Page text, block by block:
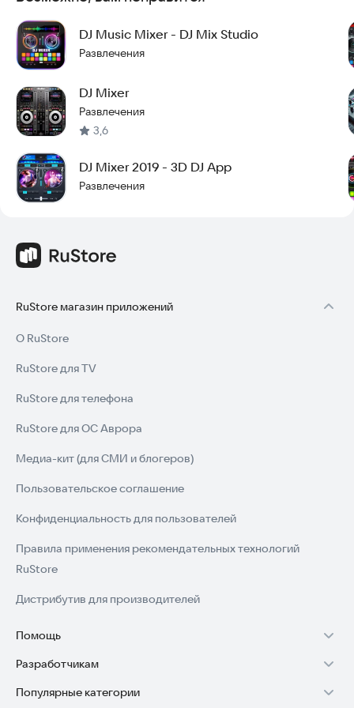
Попробуйте Dj Микшер прямо сейчас и откройте для себя
мир профессионального микширования в кармане.
DJ Music Mixer - DJ Mix Studio
Развлечения
DJ Mixer
Развлечения
3,6
DJ Mixer 2019 - 3D DJ App
Развлечения
RuStore магазин приложений
О RuStore
RuStore для TV
RuStore для телефона
RuStore для ОС Аврора
Медиа-кит (для СМИ и блогеров)
Пользовательское соглашение
Конфиденциальность для пользователей
Правила применения рекомендательных технологий
RuStore
Дистрибутив для производителей
Помощь
Установка RuStore на TV
Установка RuStore на телефон
Разработчикам
Зарабатывать с RuStore
Популярные категории